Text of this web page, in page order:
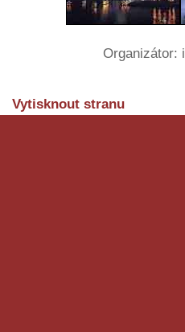
Organizátor:
Vytisknout stranu